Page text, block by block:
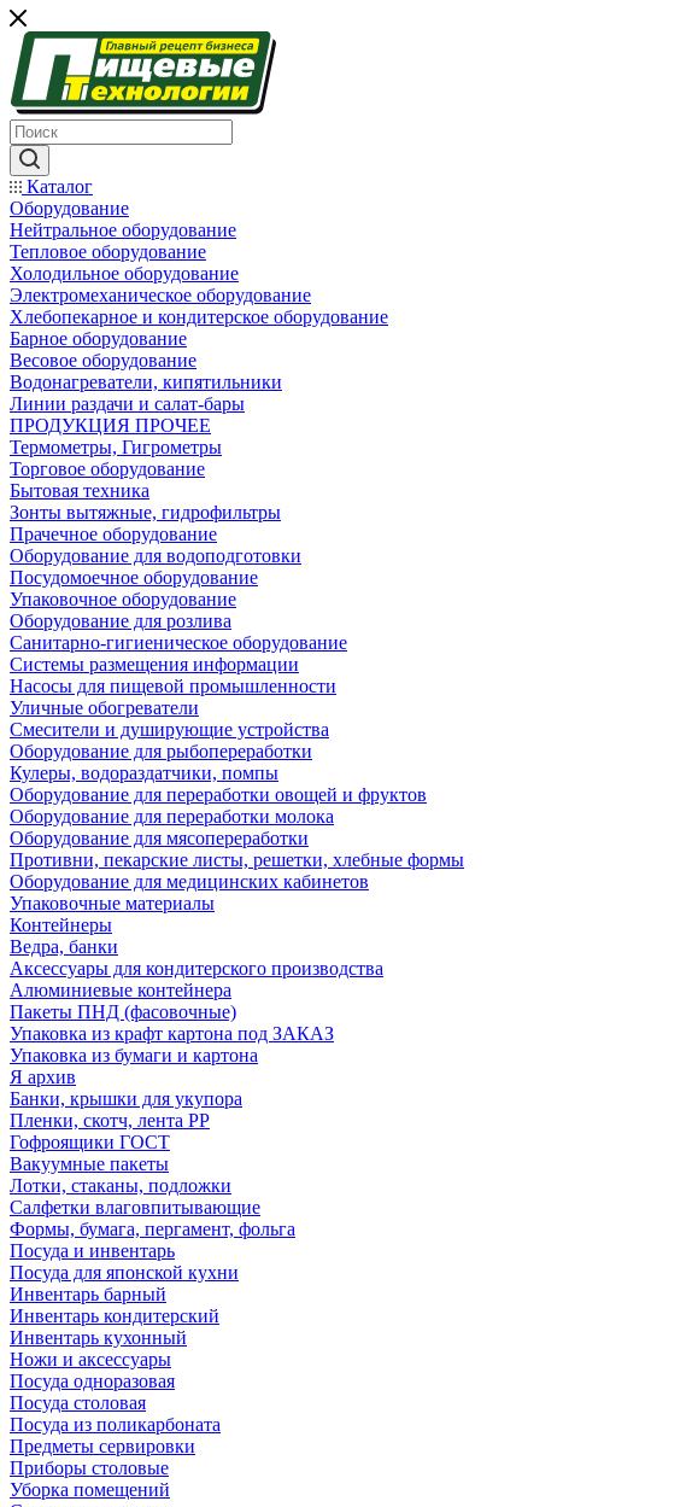
Каталог
Оборудование
Нейтральное оборудование
Тепловое оборудование
Холодильное оборудование
Электромеханическое оборудование
Хлебопекарное и кондитерское оборудование
Барное оборудование
Весовое оборудование
Водонагреватели, кипятильники
Линии раздачи и салат-бары
ПРОДУКЦИЯ ПРОЧЕЕ
Термометры, Гигрометры
Торговое оборудование
Бытовая техника
Зонты вытяжные, гидрофильтры
Прачечное оборудование
Оборудование для водоподготовки
Посудомоечное оборудование
Упаковочное оборудование
Оборудование для розлива
Санитарно-гигиеническое оборудование
Системы размещения информации
Насосы для пищевой промышленности
Уличные обогреватели
Смесители и душирующие устройства
Оборудование для рыбопереработки
Кулеры, водораздатчики, помпы
Оборудование для переработки овощей и фруктов
Оборудование для переработки молока
Оборудование для мясопереработки
Противни, пекарские листы, решетки, хлебные формы
Оборудование для медицинских кабинетов
Упаковочные материалы
Контейнеры
Ведра, банки
Аксессуары для кондитерского производства
Алюминиевые контейнера
Пакеты ПНД (фасовочные)
Упаковка из крафт картона под ЗАКАЗ
Упаковка из бумаги и картона
Я архив
Банки, крышки для укупора
Пленки, скотч, лента РР
Гофроящики ГОСТ
Вакуумные пакеты
Лотки, стаканы, подложки
Салфетки влаговпитывающие
Формы, бумага, пергамент, фольга
Посуда и инвентарь
Посуда для японской кухни
Инвентарь барный
Инвентарь кондитерский
Инвентарь кухонный
Ножи и аксессуары
Посуда одноразовая
Посуда столовая
Посуда из поликарбоната
Предметы сервировки
Приборы столовые
Уборка помещений